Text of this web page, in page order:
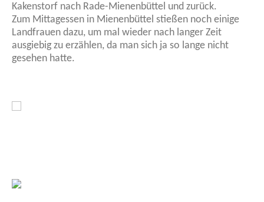
Kakenstorf nach Rade-Mienenbüttel und zurück.
Zum Mittagessen in Mienenbüttel stießen noch einige
Landfrauen dazu, um mal wieder nach langer Zeit
ausgiebig zu erzählen, da man sich ja so lange nicht
gesehen hatte.